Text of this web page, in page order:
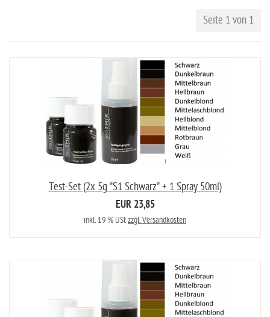
Seite 1 von 1
Test-Set (2x 5g "S1 Schwarz" + 1 Spray 50ml)
EUR 23,85
inkl. 19 % UStzzgl. Versandkosten